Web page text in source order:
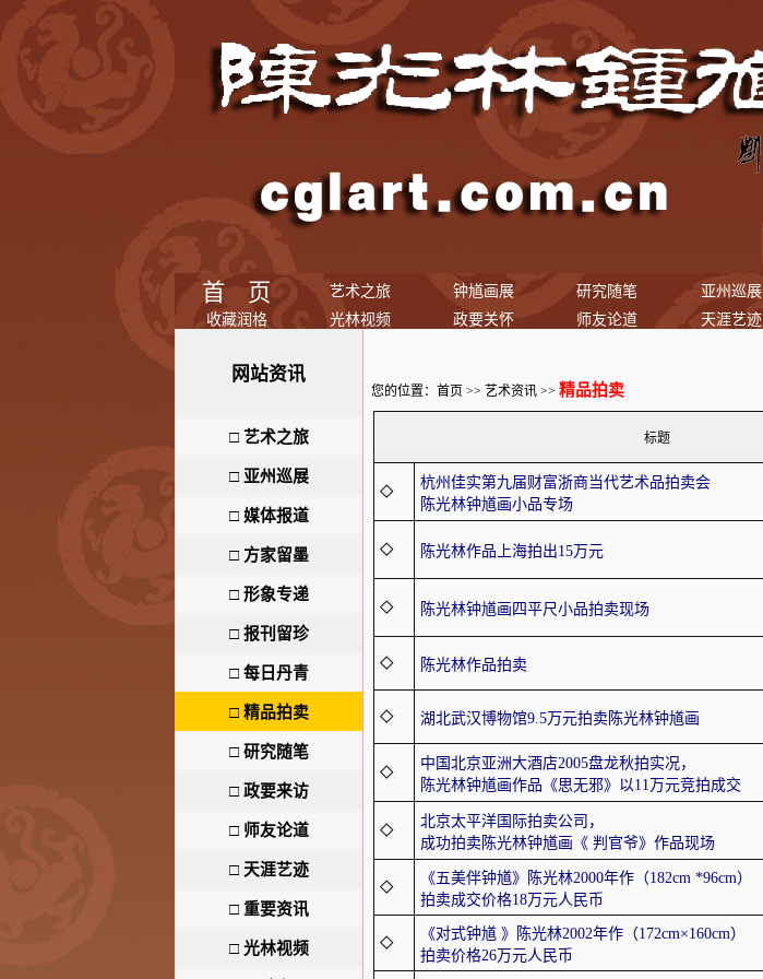
首 页 艺术之旅 钟馗画展 研究随笔 亚州巡展
收藏润格
光林视频 政要关怀 师友论道 天涯艺迹
网站资讯
□ 艺术之旅
□ 亚州巡展
□ 媒体报道
□ 方家留墨
□ 形象专递
□ 报刊留珍
□ 每日丹青
□ 精品拍卖
□ 研究随笔
□ 政要来访
□ 师友论道
□ 天涯艺迹
□ 重要资讯
□ 光林视频
您的位置： 首页 >> 艺术资讯 >> 精品拍卖
标题
◇
杭州佳实第九届财富浙商当代艺术品拍卖会
陈光林钟馗画小品专场
◇ 陈光林作品上海拍出15万元
◇ 陈光林钟馗画四平尺小品拍卖现场
◇ 陈光林作品拍卖
◇ 湖北武汉博物馆9.5万元拍卖陈光林钟馗画
◇
中国北京亚洲大酒店2005盘龙秋拍实况，
陈光林钟馗画作品《思无邪》以11万元竞拍成交
◇
北京太平洋国际拍卖公司，
成功拍卖陈光林钟馗画《 判官爷》作品现场
◇
《五美伴钟馗》陈光林2000年作（182cm *96cm）
拍卖成交价格18万元人民币
◇
《对式钟馗 》陈光林2002年作（172cm×160cm）
拍卖价格26万元人民币